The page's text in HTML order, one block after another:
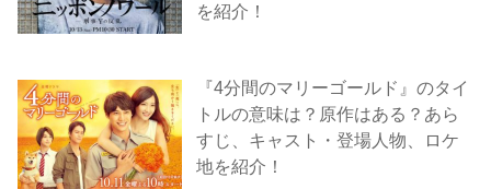
を紹介！
『4分間のマリーゴールド』のタイ
トルの意味は？原作はある？あら
すじ、キャスト・登場人物、ロケ
地を紹介！